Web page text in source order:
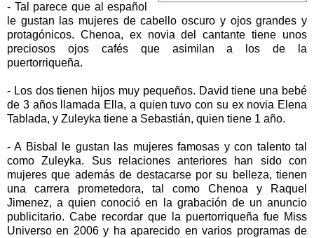
- Tal parece que al español
le gustan las mujeres de cabello oscuro y ojos grandes y
protagónicos. Chenoa, ex novia del cantante tiene unos
preciosos ojos cafés que asimilan a los de la
puertorriqueña.
- Los dos tienen hijos muy pequeños. David tiene una bebé
de 3 años llamada Ella, a quien tuvo con su ex novia Elena
Tablada, y Zuleyka tiene a Sebastián, quien tiene 1 año.
- A Bisbal le gustan las mujeres famosas y con talento tal
como Zuleyka. Sus relaciones anteriores han sido con
mujeres que además de destacarse por su belleza, tienen
una carrera prometedora, tal como Chenoa y Raquel
Jimenez, a quien conoció en la grabación de un anuncio
publicitario. Cabe recordar que la puertorriqueña fue Miss
Universo en 2006 y ha aparecido en varios programas de